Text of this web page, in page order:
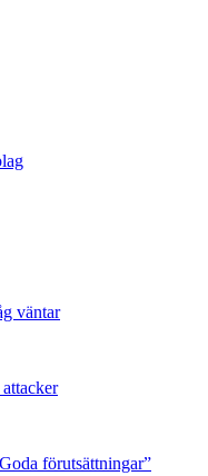
väntar
förutsättningar”